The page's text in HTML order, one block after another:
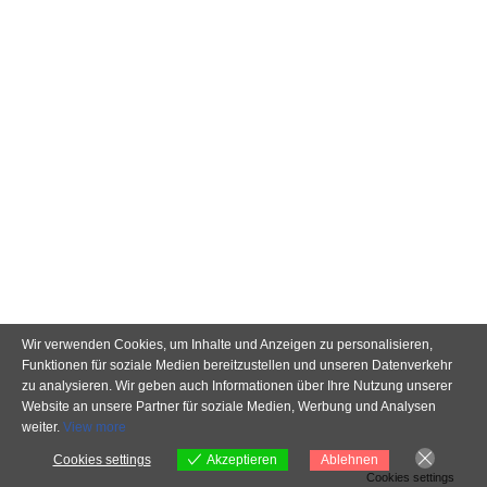
Wir verwenden Cookies, um Inhalte und Anzeigen zu personalisieren,
Funktionen für soziale Medien bereitzustellen und unseren Datenverkehr
zu analysieren. Wir geben auch Informationen über Ihre Nutzung unserer
Website an unsere Partner für soziale Medien, Werbung und Analysen
weiter. View more
Cookies settings Akzeptieren Ablehnen
Cookies settings